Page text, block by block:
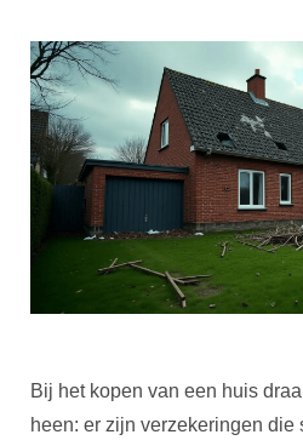
Bij het kopen van een huis
heen: er zijn verzekeringen